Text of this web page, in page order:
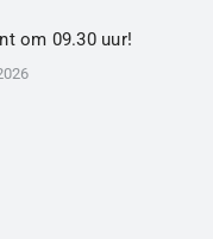
om 09.30 uur!